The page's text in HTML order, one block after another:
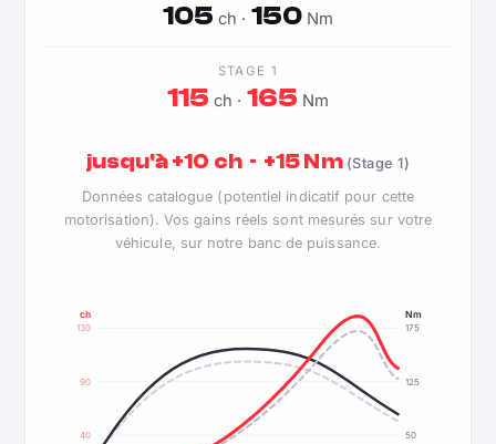
105 ch · 150Nm
STAGE 1
115 ch · 165 Nm
jusqu'à +10 ch · +15 Nm (Stage 1)
Données catalogue (potentiel indicatif pour cette
motorisation). Vos gains réels sont mesurés sur votre
véhicule, sur notre banc de puissance.
40
90
130
50
125
175
ch Nm